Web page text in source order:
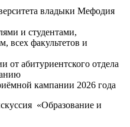
владыки Мефодия
и студентами,
всех факультетов и
от абитуриентского отдела
кампании 2026 года
«Образование и